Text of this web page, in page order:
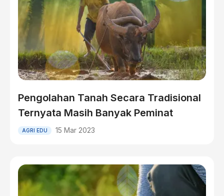
Pengolahan Tanah Secara Tradisional
Ternyata Masih Banyak Peminat
AGRI EDU 15 Mar 2023